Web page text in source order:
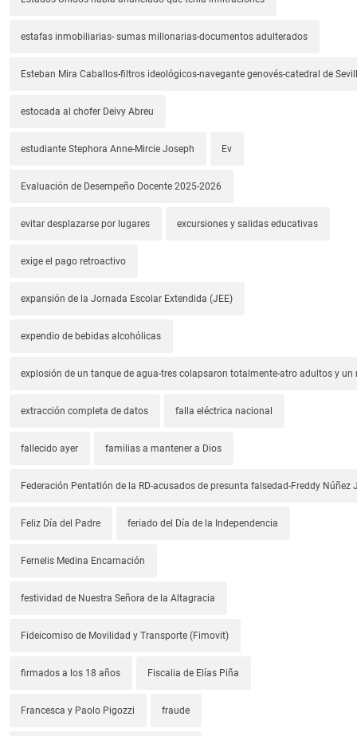
estafas inmobiliarias- sumas millonarias-documentos adulterados
Esteban Mira Caballos-filtros ideológicos-navegante genovés-catedral de
estocada al chofer Deivy Abreu
estudiante Stephora Anne-Mircie Joseph Ev
Evaluación de Desempeño Docente 2025-2026
evitar desplazarse por lugares excursiones y salidas educativas
exige el pago retroactivo
expansión de la Jornada Escolar Extendida (JEE)
expendio de bebidas alcohólicas
explosión de un tanque de agua-tres colapsaron totalmente-atro adultos y un
extracción completa de datos falla eléctrica nacional
fallecido ayer familias a mantener a Dios
Federación Pentatlón de la RD-acusados de presunta falsedad-Freddy Núñez
Feliz Día del Padre feriado del Día de la Independencia
Fernelis Medina Encarnación
festividad de Nuestra Señora de la Altagracia
Fideicomiso de Movilidad y Transporte (Fimovit)
firmados a los 18 años Fiscalia de Elías Piña
Francesca y Paolo Pigozzi fraude